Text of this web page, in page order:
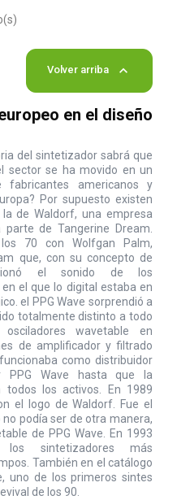
Volver arriba 
en el diseño
del sintetizador sabrá que
sector se ha movido en un
americanos y
Por supuesto existen
de Waldorf, una empresa
de Tangerine Dream.
70 con Wolfgan Palm,
que, con su concepto de
el sonido de los
el que lo digital estaba en
el PPG Wave sorprendió a
totalmente distinto a todo
wavetable en
de amplificador y filtrado
como distribuidor
PPG Wave hasta que la
todos los activos. En 1989
el logo de Waldorf. Fue el
podía ser de otra manera,
de PPG Wave. En 1993
sintetizadores más
También en el catálogo
uno de los primeros sintes
de los 90.